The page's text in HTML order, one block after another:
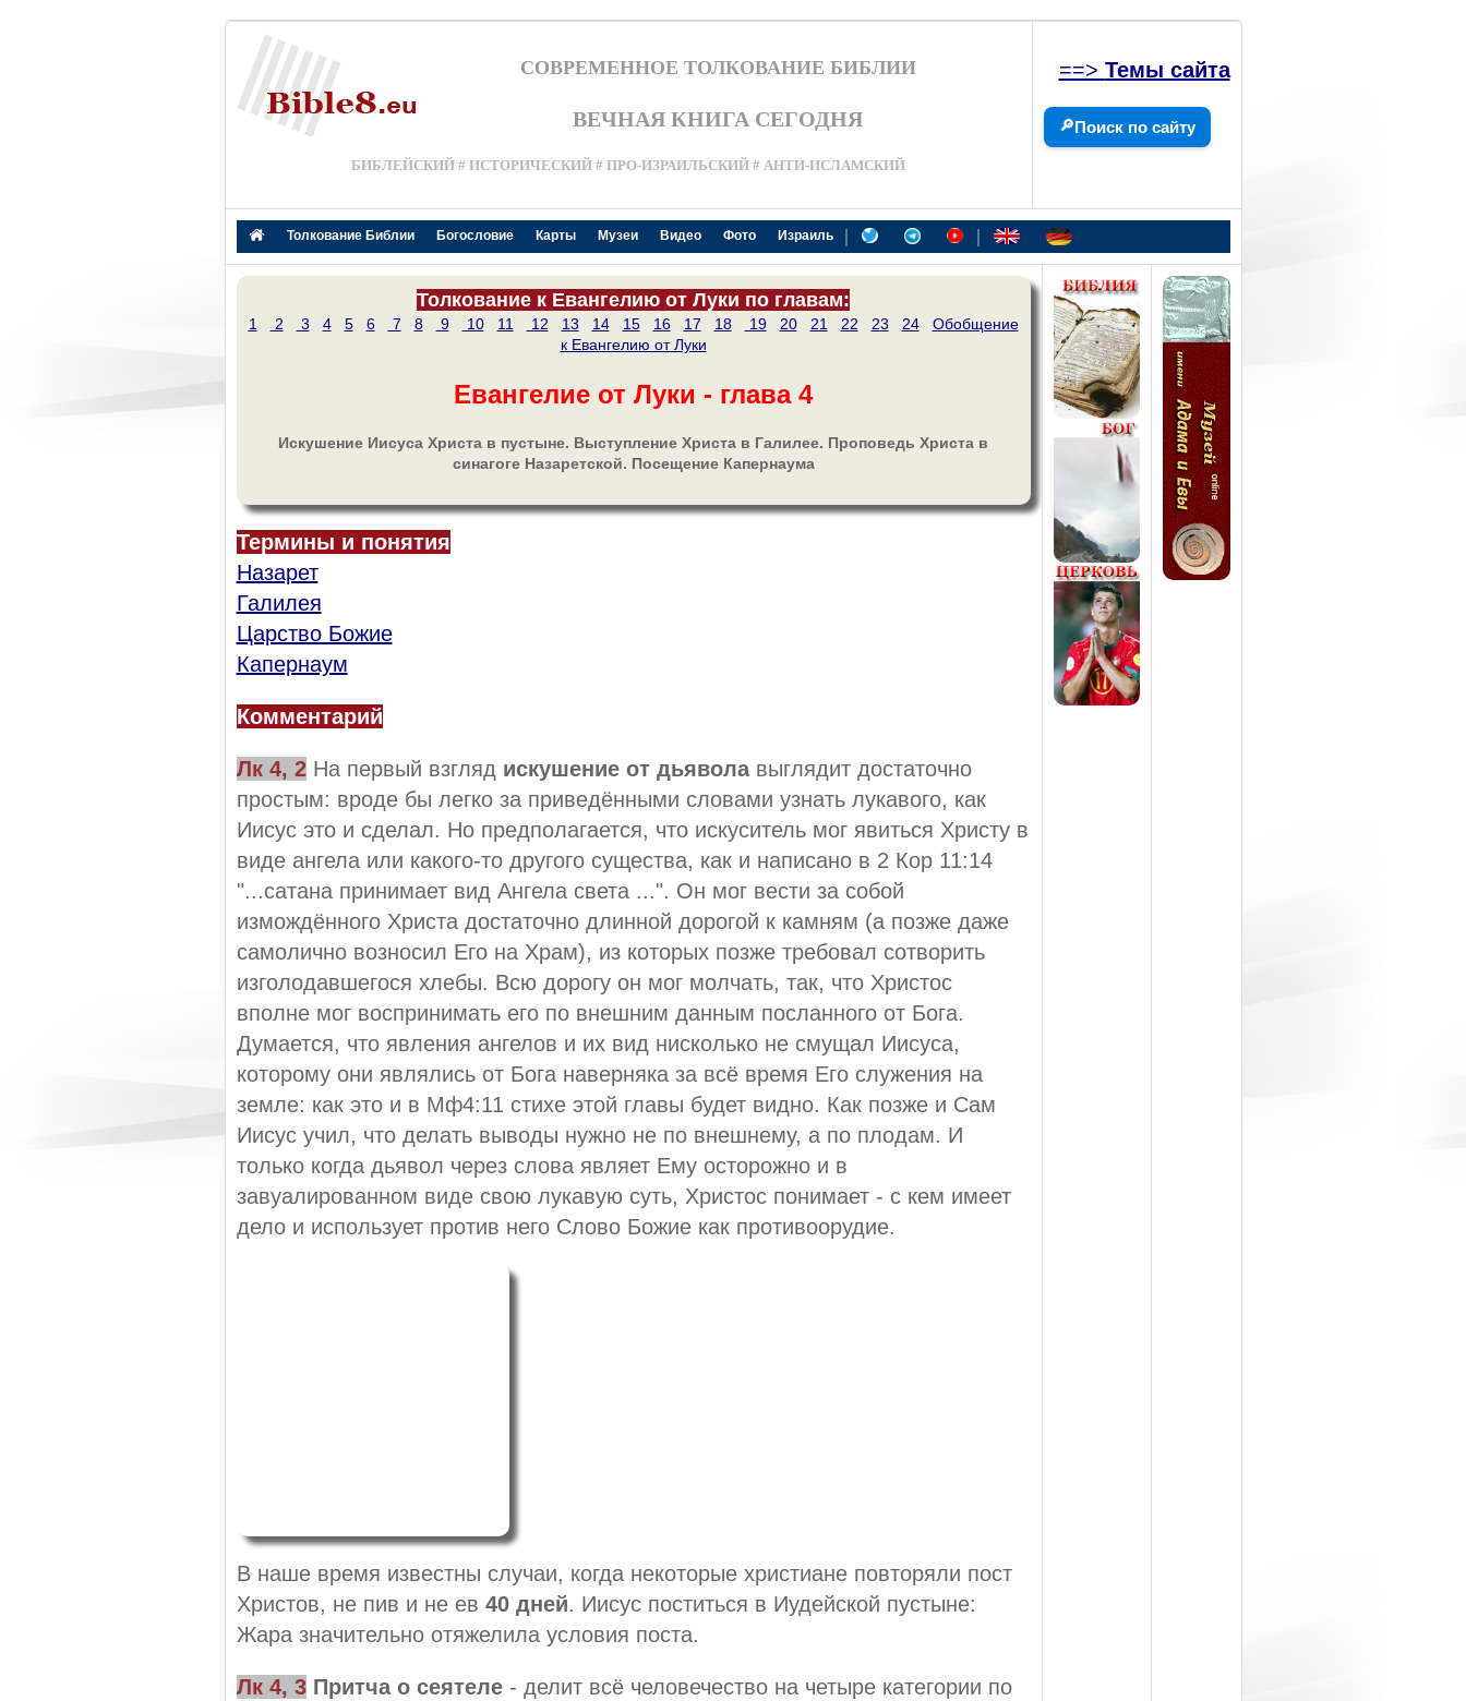
СОВРЕМЕННОЕ ТОЛКОВАНИЕ БИБЛИИ
ВЕЧНАЯ КНИГА СЕГОДНЯ
БИБЛЕЙСКИЙ # ИСТОРИЧЕСКИЙ # ПРО-ИЗРАИЛЬСКИЙ # АНТИ-ИСЛАМСКИЙ
==> Темы сайта
🔎Поиск по сайту
Толкование Библии Богословие Карты Музеи Видео Фото Израиль | |
Толкование к Евангелию от Луки по главам:
1 2 3 4 5 6 7 8 9 10 11 12 13 14 15 16 17 18 19 20 21 22 23 24
Обобщение
к Евангелию от Луки
Евангелие от Луки - глава 4
Искушение Иисуса Христа в пустыне. Выступление Христа в Галилее. Проповедь Христа в
синагоге Назаретской. Посещение Капернаума
Термины и понятия
Назарет
Галилея
Царство Божие
Капернаум
Комментарий
Лк 4, 2На первый взгляд искушение от дьяволавыглядит достаточно
простым: вроде бы легко за приведёнными словами узнать лукавого, как
Иисус это и сделал. Но предполагается, что искуситель мог явиться Христу в
виде ангела или какого-то другого существа, как и написано в 2 Кор 11:14
"...сатана принимает вид Ангела света ...". Он мог вести за собой
измождённого Христа достаточно длинной дорогой к камням (а позже даже
самолично возносил Его на Храм), из которых позже требовал сотворить
изголодавшегося хлебы. Всю дорогу он мог молчать, так, что Христос
вполне мог воспринимать его по внешним данным посланного от Бога.
Думается, что явления ангелов и их вид нисколько не смущал Иисуса,
которому они являлись от Бога наверняка за всё время Его служения на
земле: как это и в Мф4:11 стихе этой главы будет видно. Как позже и Сам
Иисус учил, что делать выводы нужно не по внешнему, а по плодам. И
только когда дьявол через слова являет Ему осторожно и в
завуалированном виде свою лукавую суть, Христос понимает - с кем имеет
дело и использует против него Слово Божие как противоорудие.
В наше время известны случаи, когда некоторые христиане повторяли пост
Христов, не пив и не ев 40 дней. Иисус поститься в Иудейской пустыне:
Жара значительно отяжелила условия поста.
Лк 4, 3 Притча о сеятеле - делит всё человечество на четыре категории по